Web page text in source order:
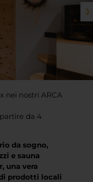
nei nostri ARCA
da 4
da sogno,
e sauna
una vera
prodotti locali